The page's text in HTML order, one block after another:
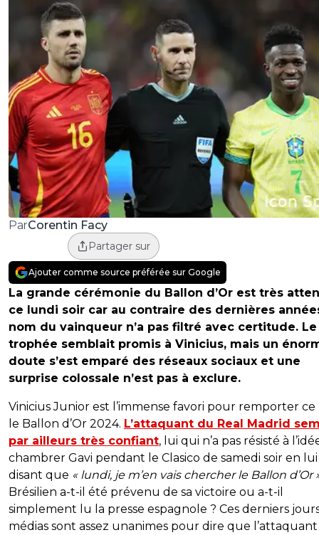
ParCorentin Facy
Partager sur
Ajouter comme source préférée sur Google
La grande cérémonie du Ballon d’Or est très
ce lundi soir car au contraire des dernières
nom du vainqueur n’a pas filtré avec certitude. Le
trophée semblait promis à Vinicius, mais un
doute s’est emparé des réseaux sociaux et une
surprise colossale n’est pas à exclure.
Vinicius Junior est l’immense favori pour remporter
le Ballon d’Or 2024. L’attaquant du Real Madrid
par ailleurs très confiant, lui qui n’a pas résisté à
chambrer Gavi pendant le Clasico de samedi soir en lui
disant que « lundi, je m’en vais chercher le Ballon d’Or
Brésilien a-t-il été prévenu de sa victoire ou a-t-il
simplement lu la presse espagnole ? Ces derniers
médias sont assez unanimes pour dire que